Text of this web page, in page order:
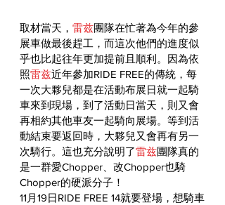
取材當天， 雷兹團隊在忙著為今年的參
展車做最後趕工，而這次他們的進度似
乎也比起往年更加提前且順利。因為依
照雷兹近年參加RIDE FREE的傳統，每
一次大夥兒都是在活動布展日就一起騎
車來到現場，到了活動日當天，則又會
再相約其他車友一起騎向展場。等到活
動結束要返回時，大夥兒又會再有另一
次騎行。這也充分說明了雷兹團隊真的
是一群愛Chopper、改Chopper也騎
Chopper的硬派分子！
11月19日RIDE FREE 14就要登場，想騎車